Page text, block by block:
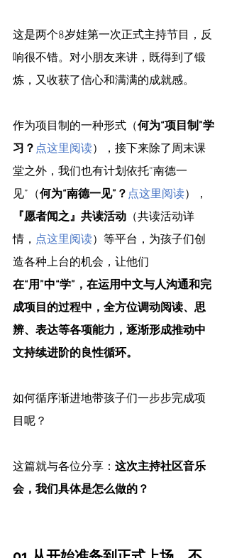
这是两个8岁娃第一次正式主持节目，反
响很不错。对小朋友来讲，既得到了锻
炼，又收获了信心和满满的成就感。
作为项目制的一种形式（何为“项目制”学
习？ 点这里阅读），接下来除了周末课
堂之外，我们也有计划依托“南德一
见”（何为“南德一见”？ 点这里阅读），
『愿者闻之』共读活动 （共读活动详
情， 点这里阅读）等平台，为孩子们创
造各种上台的机会，让他们
在“用”中“学”，在运用中文与人沟通和完
成项目的过程中，全方位调动阅读、思
辨、表达等各项能力，逐渐形成推动中
文持续进阶的良性循环。
如何循序渐进地带孩子们一步步完成项
目呢？
这篇就与各位分享： 这次主持社区音乐
会，我们具体是怎么做的？